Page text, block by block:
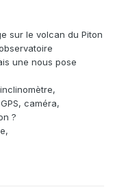
sur le volcan du Piton
une nous pose
caméra,
?